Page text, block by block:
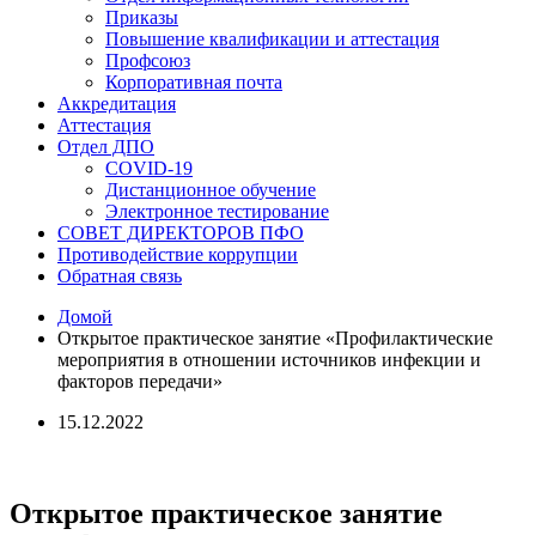
Приказы
Повышение квалификации и аттестация
Профсоюз
Корпоративная почта
Аккредитация
Аттестация
Отдел ДПО
COVID-19
Дистанционное обучение
Электронное тестирование
СОВЕТ ДИРЕКТОРОВ ПФО
Противодействие коррупции
Обратная связь
Домой
Открытое практическое занятие «Профилактические
мероприятия в отношении источников инфекции и
факторов передачи»
15.12.2022
Открытое практическое занятие